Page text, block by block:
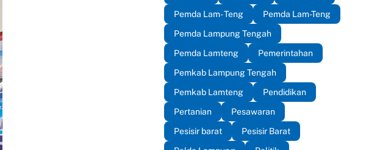
Pemda Lam- Teng
Pemda Lam-Teng
Pemda Lampung Tengah
Pemda Lamteng
Pemerintahan
Pemkab Lampung Tengah
Pemkab Lamteng
Pendidikan
Pertanian
Pesawaran
Pesisir barat
Pesisir Barat